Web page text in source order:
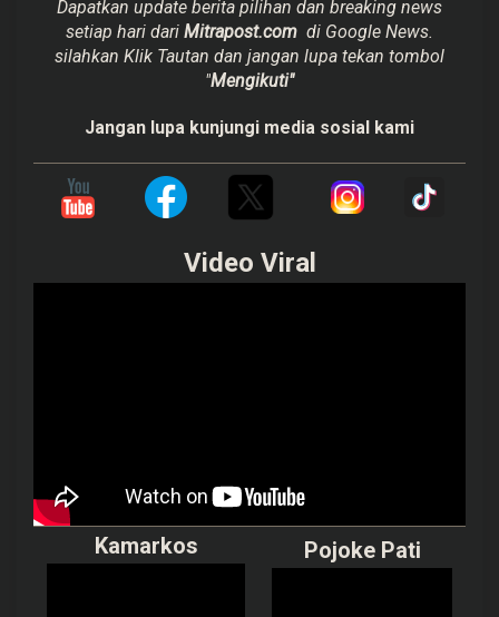
Dapatkan update berita pilihan dan breaking news
setiap hari dari Mitrapost.com di Google News.
silahkan Klik Tautan dan jangan lupa tekan tombol
"Mengikuti"
Jangan lupa kunjungi media sosial kami
Video Viral
Kamarkos Pojoke Pati